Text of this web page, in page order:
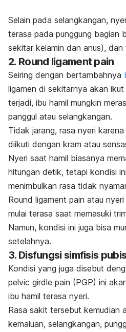
Selain pada selangkangan,
terasa pada punggung bagian
sekitar kelamin dan anus), dan
2. Round ligament pain
Seiring dengan bertambahnya
ligamen di sekitarnya akan
terjadi, ibu hamil mungkin
panggul atau selangkangan.
Tidak jarang, rasa nyeri karena
diikuti dengan kram atau
Nyeri saat hamil biasanya
hitungan detik, tetapi kondisi
menimbulkan rasa tidak
Round ligament pain atau
mulai terasa saat memasuki
Namun, kondisi ini juga bisa
setelahnya.
3. Disfungsi simfisis
Kondisi yang juga disebut
pelvic girdle pain (PGP) ini
ibu hamil terasa nyeri.
Rasa sakit tersebut kemudian
kemaluan, selangkangan,